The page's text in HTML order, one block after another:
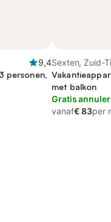
9,4
personen,
Sexten, Zuid-
met balkon
Gratis
vanaf€ 83per